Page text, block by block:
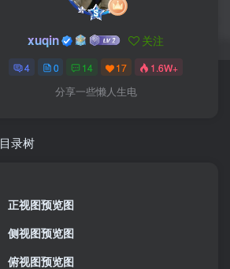
xuqin 关注
4 0 14 17 1.6W+
分享一些懒人生电
目录树
正视图预览图
侧视图预览图
俯视图预览图